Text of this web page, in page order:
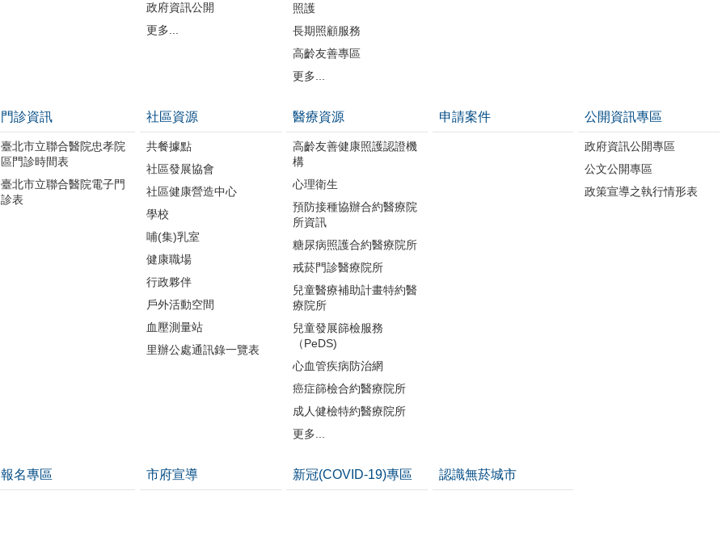
政府資訊公開
更多...
照護
長期照顧服務
高齡友善專區
更多...
門診資訊
臺北市立聯合醫院忠孝院
區門診時間表
臺北市立聯合醫院電子門
診表
社區資源
共餐據點
社區發展協會
社區健康營造中心
學校
哺(集)乳室
健康職場
行政夥伴
戶外活動空間
血壓測量站
里辦公處通訊錄一覽表
醫療資源
高齡友善健康照護認證機
構
心理衛生
預防接種協辦合約醫療院
所資訊
糖尿病照護合約醫療院所
戒菸門診醫療院所
兒童醫療補助計畫特約醫
療院所
兒童發展篩檢服務
（PeDS)
心血管疾病防治網
癌症篩檢合約醫療院所
成人健檢特約醫療院所
更多...
申請案件 公開資訊專區
政府資訊公開專區
公文公開專區
政策宣導之執行情形表
報名專區 市府宣導 新冠(COVID-19)專區 認識無菸城市